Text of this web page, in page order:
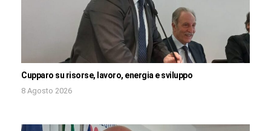
Cupparo su risorse, lavoro, energia e sviluppo
8 Agosto 2026